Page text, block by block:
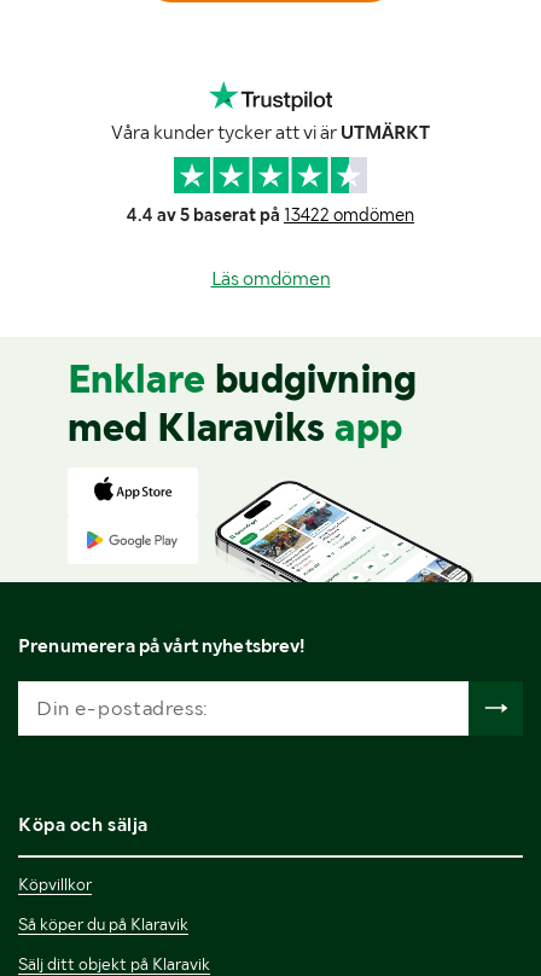
Våra kunder tycker att vi är UTMÄRKT
4.4 av 5 baserat på 13422 omdömen
Läs omdömen
Enklare budgivning
med Klaraviks app
Prenumerera på vårt nyhetsbrev!
Köpa och sälja
Köpvillkor
Så köper du på Klaravik
Sälj ditt objekt på Klaravik